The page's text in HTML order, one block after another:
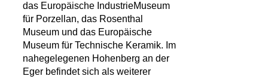
das Europäische IndustrieMuseum
für Porzellan, das Rosenthal
Museum und das Europäische
Museum für Technische Keramik. Im
nahegelegenen Hohenberg an der
Eger befindet sich als weiterer